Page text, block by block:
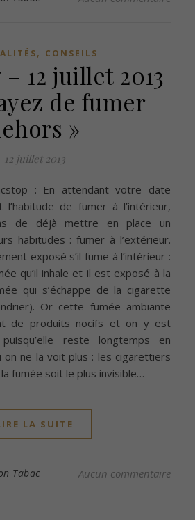
, CONSEILS
12 juillet 2013
de fumer
»
12 juillet 2013
l’habitude de fumer à l’intérieur,
de déjà mettre en place un
habitudes : fumer à l’extérieur.
exposé s’il fume à l’intérieur :
qu’il inhale et il est exposé à la
qui s’échappe de la cigarette
Or cette fumée ambiante
de produits nocifs et on y est
reste longtemps en
on ne la voit plus : les cigarettiers
fumée soit le plus invisible…
LA SUITE
Tabac Aucun commentaire